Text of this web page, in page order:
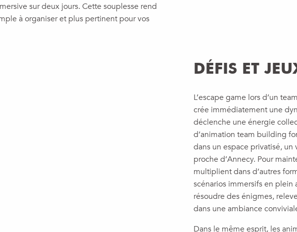
sur deux jours. Cette souplesse rend
à organiser et plus pertinent pour vos
DÉFIS ET
L’escape game lors d’un
crée immédiatement une
déclenche une énergie
d’animation team building
dans un espace privatisé,
proche d’Annecy. Pour
multiplient dans d’autres
scénarios immersifs en plein
résoudre des énigmes,
dans une ambiance
Dans le même esprit, les